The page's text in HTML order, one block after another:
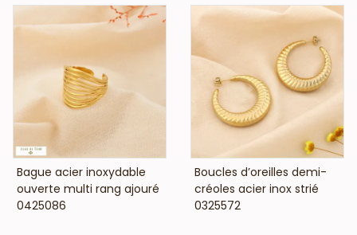
VOIR LE PRIX
Bague acier inoxydable
ouverte multi rang ajouré
0425086
VOIR LE PRIX
Boucles d’oreilles demi-
créoles acier inox strié
0325572